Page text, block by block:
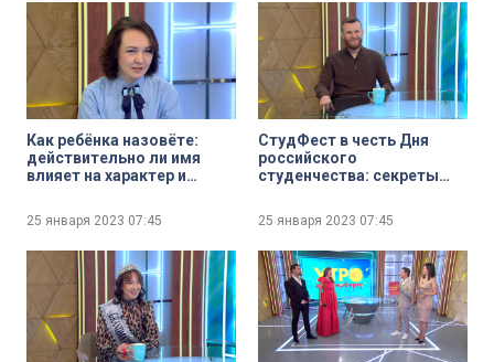
Как ребёнка назовёте:
действительно ли имя
влияет на характер и
25 января 2023 07:45
СтудФест в честь Дня
российского
студенчества: секреты
лучших — для всех
25 января 2023 07:45